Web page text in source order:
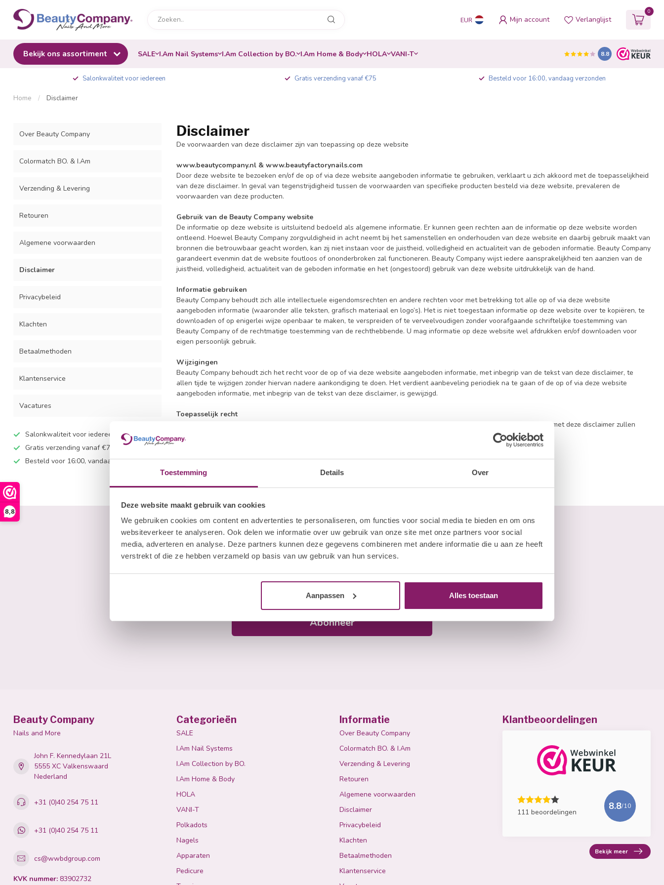
Toestemming Details Over
Deze website maakt gebruik van cookies
We gebruiken cookies om content en advertenties te personaliseren, om functies voor social media te bieden en om ons
websiteverkeer te analyseren. Ook delen we informatie over uw gebruik van onze site met onze partners voor social
media, adverteren en analyse. Deze partners kunnen deze gegevens combineren met andere informatie die u aan ze heeft
verstrekt of die ze hebben verzameld op basis van uw gebruik van hun services.
Aanpassen Alles toestaan
8,8
EUR Mijn account Verlanglijst
0
Bekijk ons assortiment SALE I.Am Nail Systems I.Am Collection by BO. I.Am Home & Body HOLA VANI-T 8.8
Salonkwaliteit voor iedereen Gratis verzending vanaf €75 Besteld voor 16:00, vandaag verzonden
Home / Disclaimer
Over Beauty Company
Colormatch BO. & I.Am
Verzending & Levering
Retouren
Algemene voorwaarden
Disclaimer
Privacybeleid
Klachten
Betaalmethoden
Klantenservice
Vacatures
Salonkwaliteit voor iedereen
Gratis verzending vanaf €75
Besteld voor 16:00, vandaag verzonden
Disclaimer
De voorwaarden van deze disclaimer zijn van toepassing op deze website
www.beautycompany.nl & www.beautyfactorynails.com
Door deze website te bezoeken en/of de op of via deze website aangeboden informatie te gebruiken, verklaart u zich akkoord met de toepasselijkheid
van deze disclaimer. In geval van tegenstrijdigheid tussen de voorwaarden van specifieke producten besteld via deze website, prevaleren de
voorwaarden van deze producten.
Gebruik van de Beauty Company website
De informatie op deze website is uitsluitend bedoeld als algemene informatie. Er kunnen geen rechten aan de informatie op deze website worden
ontleend. Hoewel Beauty Company zorgvuldigheid in acht neemt bij het samenstellen en onderhouden van deze website en daarbij gebruik maakt van
bronnen die betrouwbaar geacht worden, kan zij niet instaan voor de juistheid, volledigheid en actualiteit van de geboden informatie. Beauty Company
garandeert evenmin dat de website foutloos of ononderbroken zal functioneren. Beauty Company wijst iedere aansprakelijkheid ten aanzien van de
juistheid, volledigheid, actualiteit van de geboden informatie en het (ongestoord) gebruik van deze website uitdrukkelijk van de hand.
Informatie gebruiken
Beauty Company behoudt zich alle intellectuele eigendomsrechten en andere rechten voor met betrekking tot alle op of via deze website
aangeboden informatie (waaronder alle teksten, grafisch materiaal en logo’s). Het is niet toegestaan informatie op deze website over te kopiëren, te
downloaden of op enigerlei wijze openbaar te maken, te verspreiden of te verveelvoudigen zonder voorafgaande schriftelijke toestemming van
Beauty Company of de rechtmatige toestemming van de rechthebbende. U mag informatie op deze website wel afdrukken en/of downloaden voor
eigen persoonlijk gebruik.
Wijzigingen
Beauty Company behoudt zich het recht voor de op of via deze website aangeboden informatie, met inbegrip van de tekst van deze disclaimer, te
allen tijde te wijzigen zonder hiervan nadere aankondiging te doen. Het verdient aanbeveling periodiek na te gaan of de op of via deze website
aangeboden informatie, met inbegrip van de tekst van deze disclaimer, is gewijzigd.
Toepasselijk recht
Op deze website en de disclaimer is het Nederlands recht van toepassing. Alle geschillen uit hoofde van of in verband met deze disclaimer zullen
worden voorgelegd aan de bevoegde rechter in Nederland.
Blijf op de hoogte over onze laatste acties
Abonneer
Beauty Company
Nails and More
John F. Kennedylaan 21L
5555 XC Valkenswaard
Nederland
+31 (0)40 254 75 11
+31 (0)40 254 75 11
cs@wwbdgroup.com
KVK nummer: 83902732
Categorieën
SALE
I.Am Nail Systems
I.Am Collection by BO.
I.Am Home & Body
HOLA
VANI-T
Polkadots
Nagels
Apparaten
Pedicure
Informatie
Over Beauty Company
Colormatch BO. & I.Am
Verzending & Levering
Retouren
Algemene voorwaarden
Disclaimer
Privacybeleid
Klachten
Betaalmethoden
Klantenservice
Klantbeoordelingen
111 beoordelingen
8.8/10
Bekijk meer